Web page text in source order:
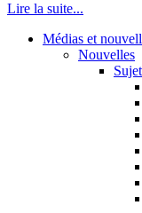
Lire la suite...
Médias et
Nouvelles